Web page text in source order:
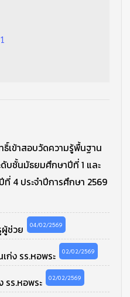
เข้าสอบวัดความรู้พื้นฐาน
ดับชั้นมัธยมศึกษาปีที่ 1 และ
4 ประจำปีการศึกษา 2569
ผู้ช่วย 04/02/2569
ง รร.หอพระ 02/02/2569
รร.หอพระ 02/02/2569